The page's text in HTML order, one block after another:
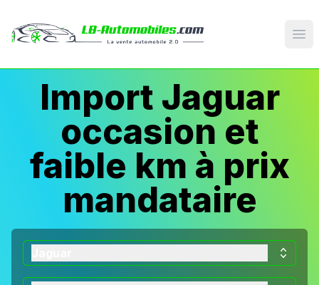
Import Jaguar
occasion et
faible km à prix
mandataire